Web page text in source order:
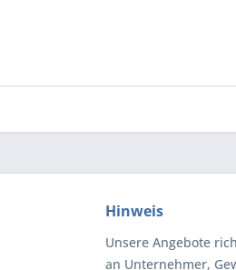
Hinweis
Unsere Angebote
an Unternehmer,